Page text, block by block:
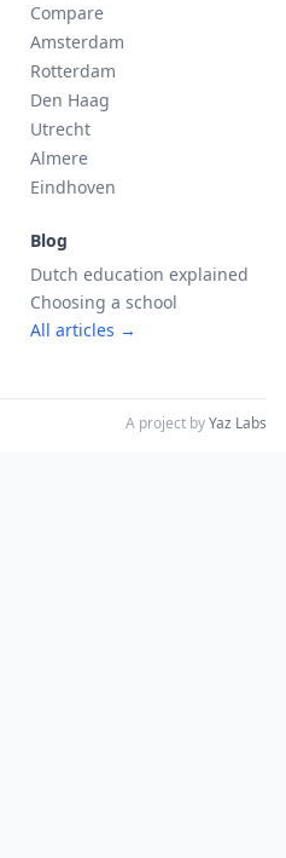
Compare
Amsterdam
Rotterdam
Den Haag
Utrecht
Almere
Eindhoven
Blog
Dutch education explained
Choosing a school
All articles →
A project byYaz Labs